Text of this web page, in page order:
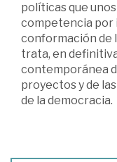
políticas que
competencia por
conformación de
trata, en
contemporánea
proyectos y de
de la democracia.